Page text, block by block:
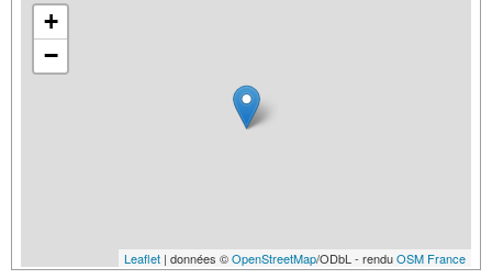
+
−
Leaflet | données ©OpenStreetMap/ODbL - renduOSM France